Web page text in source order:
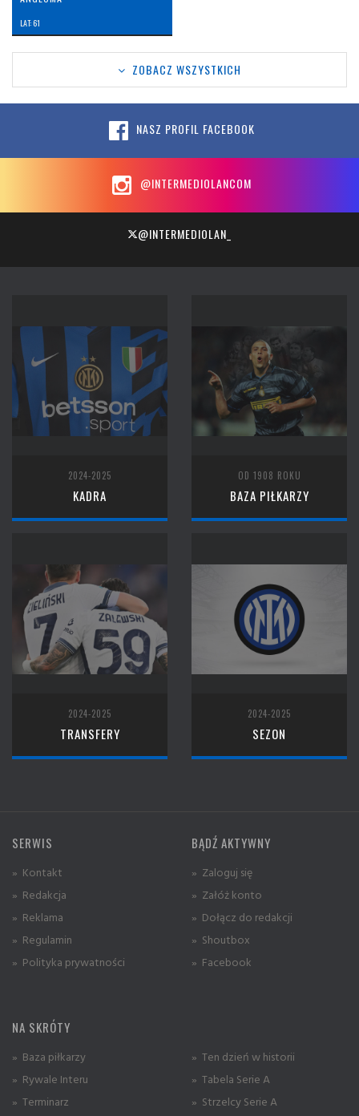
LAT: 61
ZOBACZ WSZYSTKICH
NASZ PROFIL FACEBOOK
@INTERMEDIOLANCOM
@INTERMEDIOLAN_
2024-2025
KADRA
OD 1908 ROKU
BAZA PIŁKARZY
2024-2025
TRANSFERY
2024-2025
SEZON
SERWIS
» Kontakt
» Redakcja
» Reklama
» Regulamin
» Polityka prywatności
BĄDŹ AKTYWNY
» Zaloguj się
» Załóż konto
» Dołącz do redakcji
» Shoutbox
» Facebook
NA SKRÓTY
» Baza piłkarzy
» Rywale Interu
» Terminarz
» Ten dzień w historii
» Tabela Serie A
» Strzelcy Serie A